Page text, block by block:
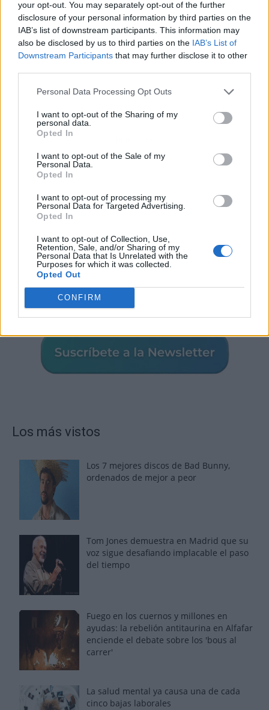
your opt-out. You may separately opt-out of the further
disclosure of your personal information by third parties on the
IAB’s list of downstream participants. This information may
also be disclosed by us to third parties on the IAB’s List of
Downstream Participants that may further disclose it to other
Personal Data Processing Opt Outs
I want to opt-out of the Sharing of my
personal data.
Opted In
I want to opt-out of the Sale of my
Personal Data.
Opted In
I want to opt-out of processing my
Personal Data for Targeted Advertising.
Opted In
I want to opt-out of Collection, Use,
Retention, Sale, and/or Sharing of my
Personal Data that Is Unrelated with the
Purposes for which it was collected.
Opted Out
CONFIRM
Los más vistos
Los 7 mejores discos de Bad Bunny,
ordenados de mejor a peor
Tom Jones demuestra en Madrid que su
voz sigue desafiando implacable el paso
del tiempo
Fuego en los cuernos y millones en
ayudas: la rebelión antitaurina en Alfafar
enciende el debate sobre los 'bous al
carrer'
La salud mental ya causa una de cada
cinco bajas laborales